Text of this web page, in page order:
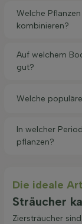
Welche
kombinieren?
Auf welchem
gut?
Welche
In welcher
pflanzen?
Die ideale
Sträucher
Ziersträucher